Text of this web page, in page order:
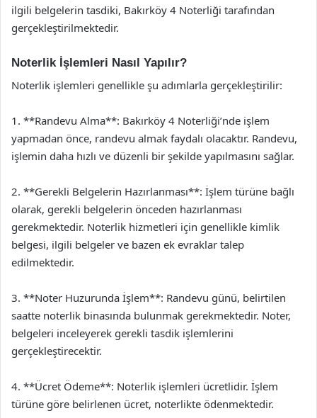
ilgili belgelerin tasdiki, Bakırköy 4 Noterliği tarafından
gerçekleştirilmektedir.
Noterlik İşlemleri Nasıl Yapılır?
Noterlik işlemleri genellikle şu adımlarla gerçekleştirilir:
1. **Randevu Alma**: Bakırköy 4 Noterliği’nde işlem
yapmadan önce, randevu almak faydalı olacaktır. Randevu,
işlemin daha hızlı ve düzenli bir şekilde yapılmasını sağlar.
2. **Gerekli Belgelerin Hazırlanması**: İşlem türüne bağlı
olarak, gerekli belgelerin önceden hazırlanması
gerekmektedir. Noterlik hizmetleri için genellikle kimlik
belgesi, ilgili belgeler ve bazen ek evraklar talep
edilmektedir.
3. **Noter Huzurunda İşlem**: Randevu günü, belirtilen
saatte noterlik binasında bulunmak gerekmektedir. Noter,
belgeleri inceleyerek gerekli tasdik işlemlerini
gerçekleştirecektir.
4. **Ücret Ödeme**: Noterlik işlemleri ücretlidir. İşlem
türüne göre belirlenen ücret, noterlikte ödenmektedir.